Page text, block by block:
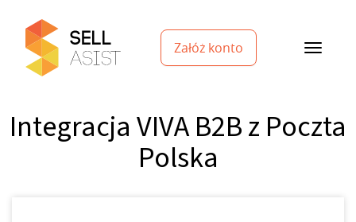
Załóż konto
Integracja VIVA B2B z Poczta
Polska